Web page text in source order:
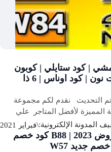
كوبون نمشي | كود ستايلي | كوبون
سيفي | كوبون تويو | كوبونات نون | كود اوناس | 6 ذا
كوبون خصم فبراير الأبيض 2024 تم التحديث نقدم لكم مجموعة
المميزة لأفضل المتاجر علي
ال…
كَوَّد خَصْم تويو | ToYou وَعُرُوض 2023 | B88 كود خصم